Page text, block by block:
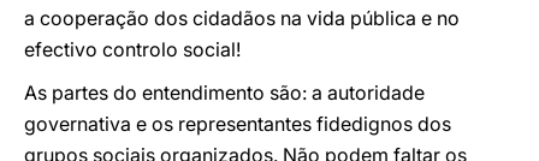
a cooperação dos cidadãos na vida pública e no
efectivo controlo social!
As partes do entendimento são: a autoridade
governativa e os representantes fidedignos dos
grupos sociais organizados. Não podem faltar os